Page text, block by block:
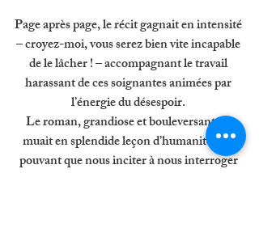
Page après page, le récit gagnait en intensité
– croyez-moi, vous serez bien vite incapable
de le lâcher ! – accompagnant le travail
harassant de ces soignantes animées par
l’énergie du désespoir.
Le roman, grandiose et bouleversant, se
muait en splendide leçon d’humanité. Ne
pouvant que nous inciter à nous interroger